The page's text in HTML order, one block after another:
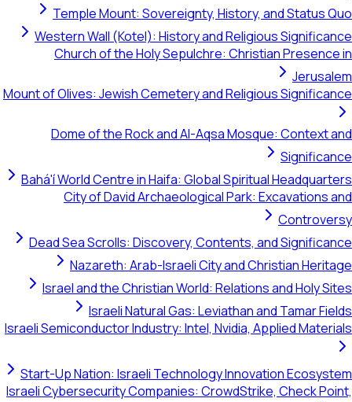
Temple Mount: Sovereignty, History, and Status Quo
Western Wall (Kotel): History and Religious Significance
Church of the Holy Sepulchre: Christian Presence in
Jerusalem
Mount of Olives: Jewish Cemetery and Religious Significance
Dome of the Rock and Al-Aqsa Mosque: Context and
Significance
Bahá'í World Centre in Haifa: Global Spiritual Headquarters
City of David Archaeological Park: Excavations and
Controversy
Dead Sea Scrolls: Discovery, Contents, and Significance
Nazareth: Arab-Israeli City and Christian Heritage
Israel and the Christian World: Relations and Holy Sites
Israeli Natural Gas: Leviathan and Tamar Fields
Israeli Semiconductor Industry: Intel, Nvidia, Applied Materials
Start-Up Nation: Israeli Technology Innovation Ecosystem
Israeli Cybersecurity Companies: CrowdStrike, Check Point,